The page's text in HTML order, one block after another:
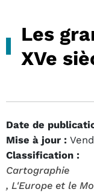
Les
XVe
Date de
Mise à jour :
Classification :
Cartographie
, L'Europe et le